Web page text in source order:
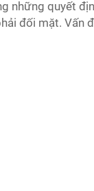
những quyết
đối mặt. Vấn
động có mang